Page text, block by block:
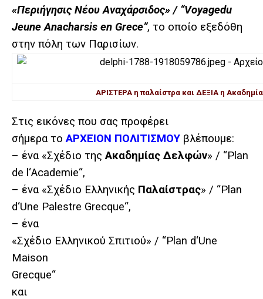
«Περιήγησις Νέου Αναχάρσιδος» / “Voyagedu
Jeune Anacharsis en Grece”, το οποίο εξεδόθη
στην πόλη των Παρισίων.
ΑΡΙΣΤΕΡΑ η παλαίστρα και ΔΕΞΙΑ η
Στις εικόνες που σας προφέρει
σήμερα τοΑΡΧΕΙΟΝ ΠΟΛΙΤΙΣΜΟΥ βλέπουμε:
– ένα «Σχέδιο τηςΑκαδημίας Δελφών» / “Plan
de l‘Academie“,
– ένα «Σχέδιο Ελληνικής Παλαίστρας» / “Plan
d‘Une Palestre Grecque“,
– ένα
«Σχέδιο Ελληνικού Σπιτιού» / “Plan d‘Une
Maison
Grecque“
και